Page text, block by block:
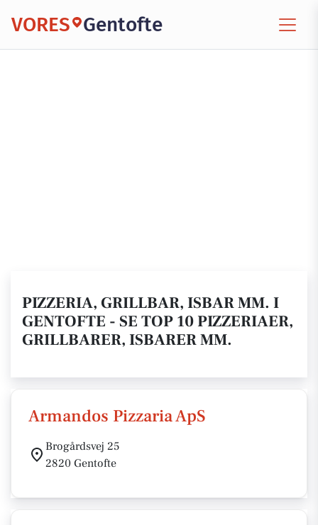
VORES Gentofte
PIZZERIA, GRILLBAR, ISBAR MM. I
GENTOFTE - SE TOP 10 PIZZERIAER,
GRILLBARER, ISBARER MM.
Armandos Pizzaria ApS
Brogårdsvej 25
2820 Gentofte